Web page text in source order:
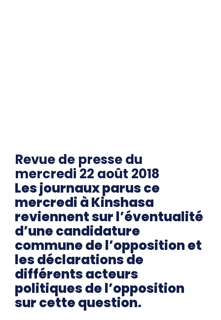
Revue de presse du
mercredi 22 août 2018
Les journaux parus ce
mercredi à Kinshasa
reviennent sur l’éventualité
d’une candidature
commune de l’opposition et
les déclarations de
différents acteurs
politiques de l’opposition
sur cette question.